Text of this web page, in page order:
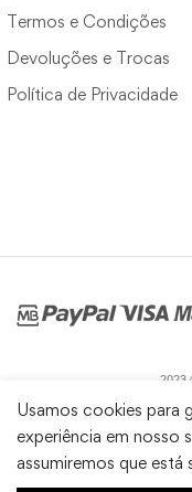
Termos e Condições
Devoluções e Trocas
Política de Privacidade
2023
Usamos cookies para
experiência em nosso
assumiremos que